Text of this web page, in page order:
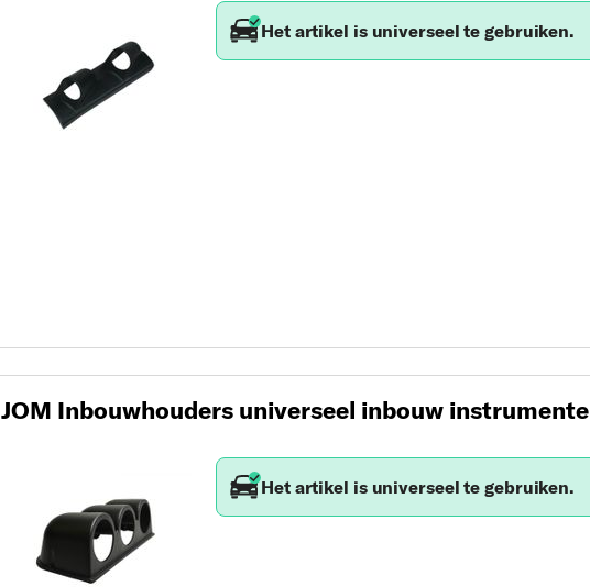
Het artikel is universeel te gebruiken.
JOM Inbouwhouders universeel inbouw
Het artikel is universeel te gebruiken.